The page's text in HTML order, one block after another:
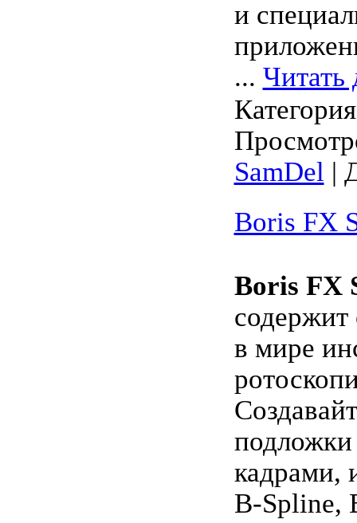
и
... Читать
SamDel |
Boris FX
Boris FX
в мире
кадрами,
B-Spline,